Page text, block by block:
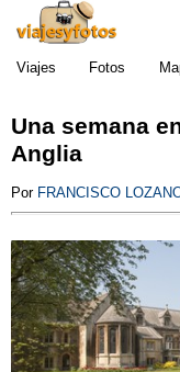
Viajes Fotos
Una semana
Anglia
Por FRANCISCO